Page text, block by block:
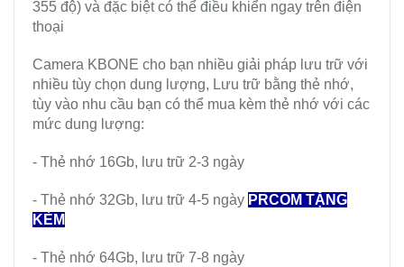
355 độ) và đặc biệt có thể điều khiển ngay trên điện
thoại
Camera KBONE cho bạn nhiều giải pháp lưu trữ với
nhiều tùy chọn dung lượng, Lưu trữ bằng thẻ nhớ,
tùy vào nhu cầu bạn có thể mua kèm thẻ nhớ với các
mức dung lượng:
- Thẻ nhớ 16Gb, lưu trữ 2-3 ngày
- Thẻ nhớ 32Gb, lưu trữ 4-5 ngày PRCOM TẶNG
KÈM
- Thẻ nhớ 64Gb, lưu trữ 7-8 ngày